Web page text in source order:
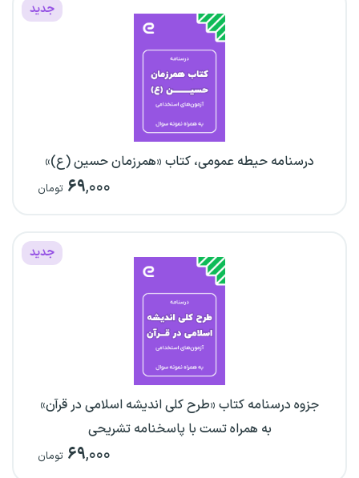
جدید
درسنامه حیطه عمومی، کتاب «همرزمان حسین (ع)»
۶۹,۰۰۰ تومان
جدید
جزوه درسنامه کتاب «طرح کلی اندیشه اسلامی در قرآن»
به همراه تست با پاسخنامه تشریحی
۶۹,۰۰۰ تومان